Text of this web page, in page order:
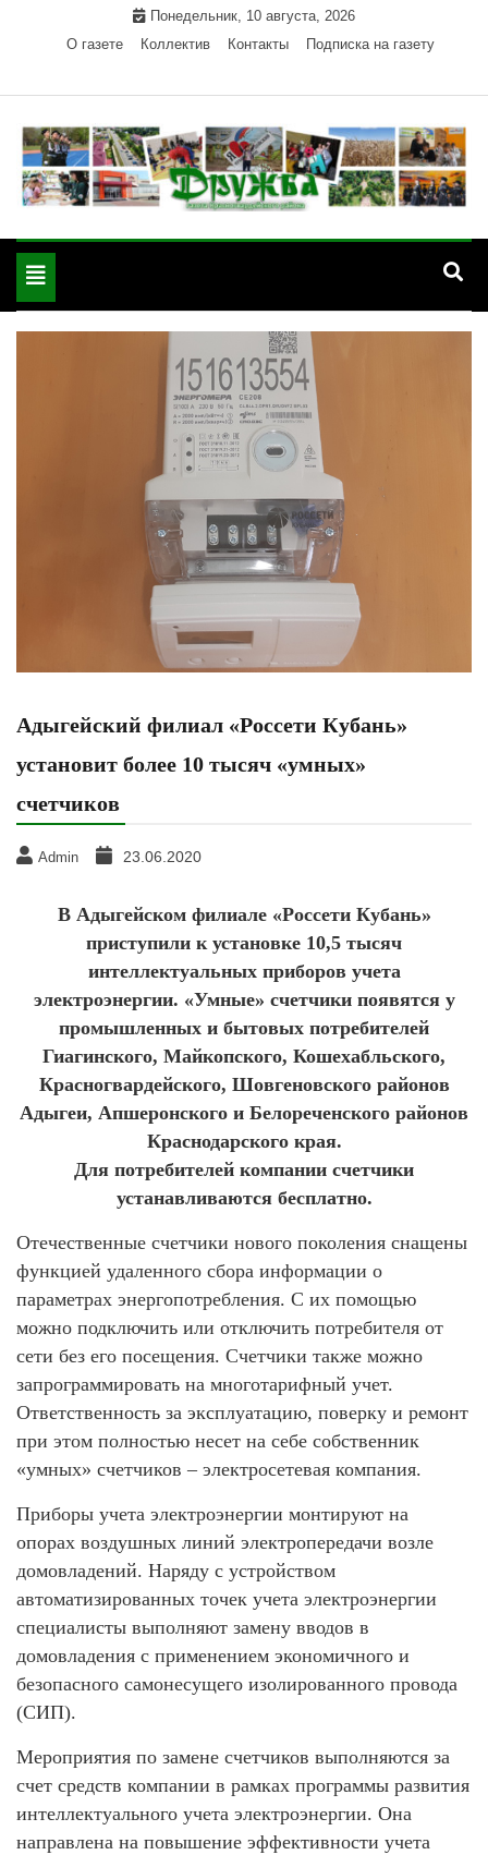
Понедельник, 10 августа, 2026
О газете
Коллектив Контакты Подписка на газету
"Дружба" — газета
района РА
Красногвардейского района Республики Адыгея
Toggle
navigation
Адыгейский филиал «Россети Кубань»
установит более 10 тысяч «умных»
счетчиков
Admin 23.06.2020
В Адыгейском филиале «Россети Кубань»
приступили к установке 10,5 тысяч
интеллектуальных приборов учета
электроэнергии. «Умные» счетчики появятся у
промышленных и бытовых потребителей
Гиагинского, Майкопского, Кошехабльского,
Красногвардейского, Шовгеновского районов
Адыгеи, Апшеронского и Белореченского районов
Краснодарского края.
Для потребителей компании счетчики
устанавливаются бесплатно.
Отечественные счетчики нового поколения снащены
функцией удаленного сбора информации о
параметрах энергопотребления. С их помощью
можно подключить или отключить потребителя от
сети без его посещения. Счетчики также можно
запрограммировать на многотарифный учет.
Ответственность за эксплуатацию, поверку и ремонт
при этом полностью несет на себе собственник
«умных» счетчиков – электросетевая компания.
Приборы учета электроэнергии монтируют на
опорах воздушных линий электропередачи возле
домовладений. Наряду с устройством
автоматизированных точек учета электроэнергии
специалисты выполняют замену вводов в
домовладения с применением экономичного и
безопасного самонесущего изолированного провода
(СИП).
Мероприятия по замене счетчиков выполняются за
счет средств компании в рамках программы развития
интеллектуального учета электроэнергии. Она
направлена на повышение эффективности учета